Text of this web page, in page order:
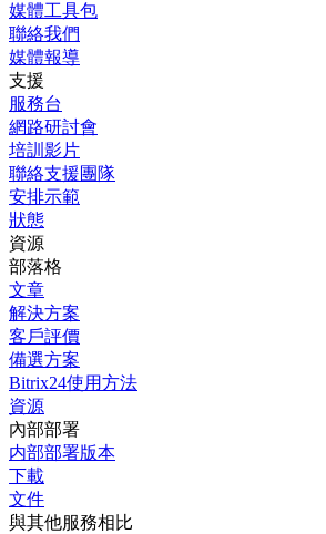
媒體工具包
聯絡我們
媒體報導
支援
服務台
網路研討會
培訓影片
聯絡支援團隊
安排示範
狀態
資源
部落格
文章
解決方案
客戶評價
備選方案
Bitrix24使用方法
資源
內部部署
内部部署版本
下載
文件
與其他服務相比